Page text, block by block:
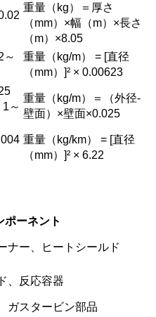
重量（kg）＝厚さ
（mm）×幅（m）×長さ
（m）×8.05
～
重量（kg/m） = [直径
（mm）]² × 0.00623
～
重量（kg/m）＝（外径-
壁面）×壁面×0.025
重量（kg/km） = [直径
（mm）]² × 6.22
ポーネント
ナー、ヒートシールド
、反応容器
ガスタービン部品